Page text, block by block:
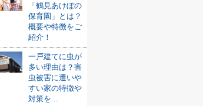
「鶴見あけぼの
保育園」とは？
概要や特徴をご
紹介！
一戸建てに虫が
多い理由は？害
虫被害に遭いや
すい家の特徴や
対策を...